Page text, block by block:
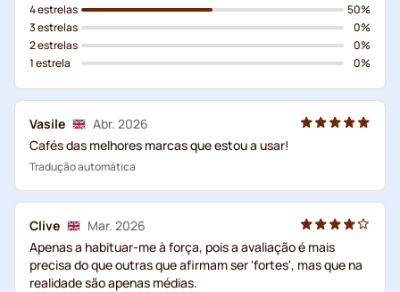
4 estrelas
3 estrelas
2 estrelas
1 estrela
50%
0%
0%
0%
Vasile
Abr. 2026
Cafés das melhores marcas que estou a usar!
Tradução automática
Clive
Mar. 2026
Apenas a habituar-me à força, pois a avaliação é mais
precisa do que outras que afirmam ser 'fortes', mas que na
realidade são apenas médias.